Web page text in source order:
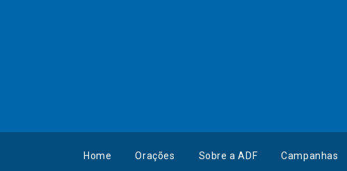
Home Orações Sobre a ADF Campanhas